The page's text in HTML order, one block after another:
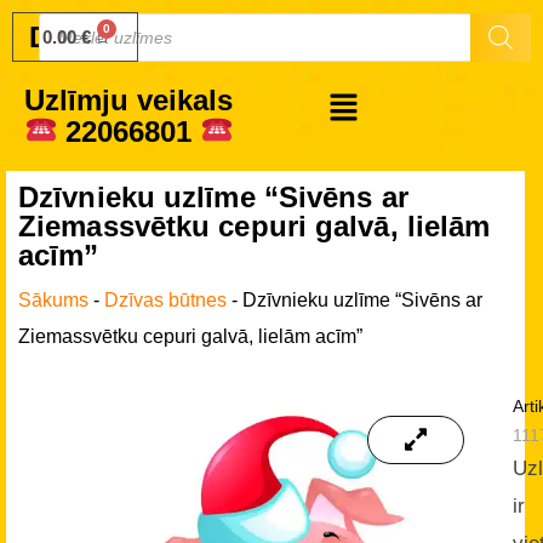
Druku.lv
0.00€
Uzlīmju veikals
22066801
Dzīvnieku uzlīme “Sivēns ar
Ziemassvētku cepuri galvā, lielām
acīm”
Sākums - Dzīvas būtnes - Dzīvnieku uzlīme “Sivēns ar
Ziemassvētku cepuri galvā, lielām acīm”
ir